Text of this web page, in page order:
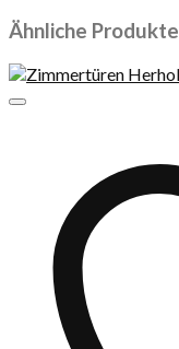
Ähnliche Produkte